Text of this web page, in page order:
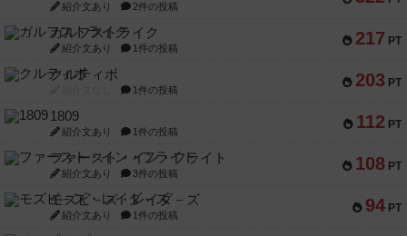
紹介文あり 2件の投稿
217 PT
ガルフストライク
紹介文あり 1件の投稿
203 PT
クルティボ
1件の投稿
112 PT
1809
紹介文あり 1件の投稿
108 PT
ファースト・イン・フライト
紹介文あり 3件の投稿
94 PT
モズビ－ズ・レイダ－ズ
紹介文あり 1件の投稿